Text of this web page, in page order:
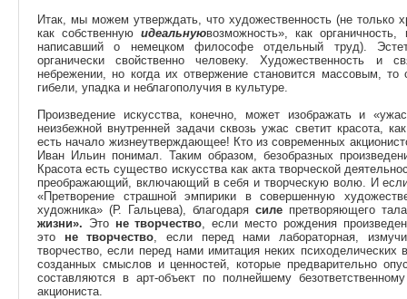
Итак, мы можем утверждать, что художественность (не только
как собственнуюидеальнуювозможность», как
написавший о немецком философе отдельный труд).
органически свойственно человеку. Художественность и
небрежении, но когда их отвержение становится массовым,
гибели, упадка и неблагополучия в культуре.
Произведение искусства, конечно, может изображать и
неизбежной внутренней задачи сквозь ужас светит красота,
есть начало жизнеутверждающее! Кто из современных
Иван Ильин понимал. Таким образом, безобразных
Красота есть существо искусства как акта творческой
преображающий, включающий в себя и творческую волю. И если
«Претворение страшной эмпирики в совершенную
художника» (Р. Гальцева), благодаря силе претворяющего
жизни». Это не творчество, если место рождения
это не творчество, если перед нами лабораторная,
творчество, если перед нами имитация неких психоделических
созданных смыслов и ценностей, которые предварительно
составляются в арт-объект по полнейшему
акциониста.